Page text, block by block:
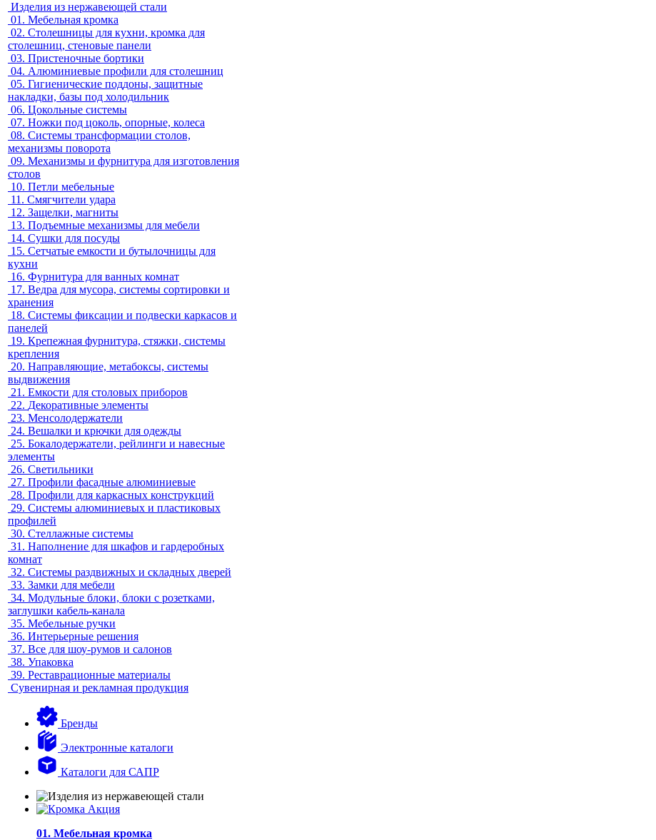
Изделия из нержавеющей стали
01. Мебельная кромка
02. Столешницы для кухни, кромка для
столешниц, стеновые панели
03. Пристеночные бортики
04. Алюминиевые профили для столешниц
05. Гигиенические поддоны, защитные
накладки, базы под холодильник
06. Цокольные системы
07. Ножки под цоколь, опорные, колеса
08. Системы трансформации столов,
механизмы поворота
09. Механизмы и фурнитура для изготовления
столов
10. Петли мебельные
11. Смягчители удара
12. Защелки, магниты
13. Подъемные механизмы для мебели
14. Сушки для посуды
15. Сетчатые емкости и бутылочницы для
кухни
16. Фурнитура для ванных комнат
17. Ведра для мусора, системы сортировки и
хранения
18. Системы фиксации и подвески каркасов и
панелей
19. Крепежная фурнитура, стяжки, системы
крепления
20. Направляющие, метабоксы, системы
выдвижения
21. Емкости для столовых приборов
22. Декоративные элементы
23. Менсолодержатели
24. Вешалки и крючки для одежды
25. Бокалодержатели, рейлинги и навесные
элементы
26. Светильники
27. Профили фасадные алюминиевые
28. Профили для каркасных конструкций
29. Системы алюминиевых и пластиковых
профилей
30. Стеллажные системы
31. Наполнение для шкафов и гардеробных
комнат
32. Системы раздвижных и складных дверей
33. Замки для мебели
34. Модульные блоки, блоки с розетками,
заглушки кабель-канала
35. Мебельные ручки
36. Интерьерные решения
37. Все для шоу-румов и салонов
38. Упаковка
39. Реставрационные материалы
Сувенирная и рекламная продукция
Бренды
Электронные каталоги
Каталоги для САПР
01. Мебельная кромка